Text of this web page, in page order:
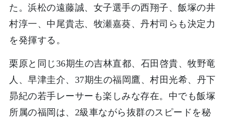
た。浜松の遠藤誠、女子選手の西翔子、飯塚の井
村淳一、中尾貴志、牧瀬嘉葵、丹村司らも決定力
を発揮する。
栗原と同じ36期生の吉林直都、石田啓貴、牧野竜
人、早津圭介、37期生の福岡鷹、村田光希、丹下
昴紀の若手レーサーも楽しみな存在。中でも飯塚
所属の福岡は、2級車ながら抜群のスピードを秘